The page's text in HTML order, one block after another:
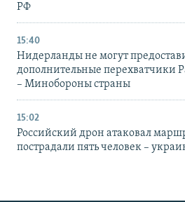
РФ
15:40
Нидерланды не могут
дополнительные перехватчики
– Минобороны страны
15:02
Российский дрон атаковал
пострадали пять человек –